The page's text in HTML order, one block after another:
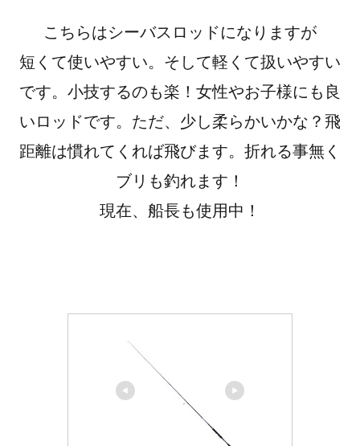
こちらはシーバスロッドになりますが
短くて使いやすい。そして軽くて扱いやすい
です。小技するのも楽！女性やお子様にも良
いロッドです。ただ、少し柔らかいかな？飛
距離は慣れてくれば飛びます。折れる事無く
ブリも釣れます！
現在、船長も使用中！